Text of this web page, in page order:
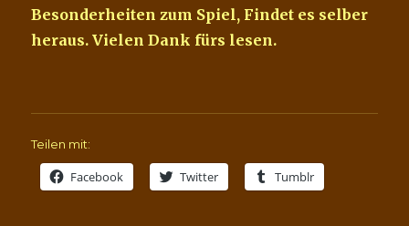
Besonderheiten zum Spiel, Findet es selber
heraus. Vielen Dank fürs lesen.
Teilen mit:
Facebook Twitter Tumblr